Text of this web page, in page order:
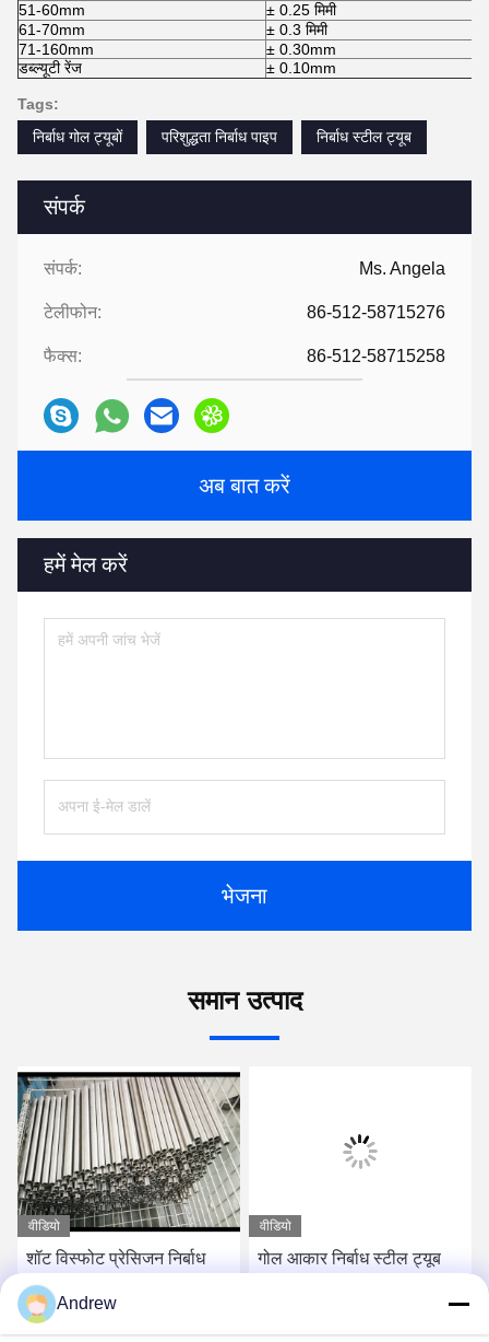
संपर्क
संपर्क: Ms. Angela
टेलीफोन: 86-512-58715276
फैक्स: 86-512-58715258
अब बात करें
हमें मेल करें
भेजना
51-60mm
± 0.25 मिमी
61-70mm
± 0.3 मिमी
71-160mm
± 0.30mm
डब्ल्यूटी रेंज
± 0.10mm
Tags:
निर्बाध गोल ट्यूबों
परिशुद्धता निर्बाध पाइप निर्बाध स्टील ट्यूब
समान उत्पाद
वीडियो
शॉट विस्फोट प्रेसिजन निर्बाध
स्टील ट्यूब, सादा अंत दौर स्टील
ट्यूबिंग
वीडियो
गोल आकार निर्बाध स्टील ट्यूब
Andrew